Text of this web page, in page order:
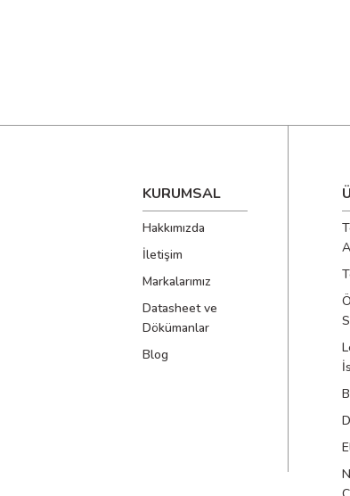
KURUMSAL
Hakkımızda
İletişim
Markalarımız
Datasheet ve
Dökümanlar
Blog